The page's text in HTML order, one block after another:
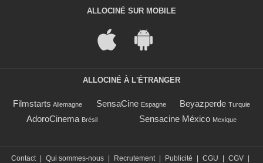
ALLOCINÉ SUR MOBILE
ALLOCINÉ À L'ÉTRANGER
Filmstarts Allemagne SensaCine Espagne Beyazperde Turquie
AdoroCinema Brésil Sensacine México Mexique
Contact Qui sommes-nous Recrutement Publicité CGU CGV